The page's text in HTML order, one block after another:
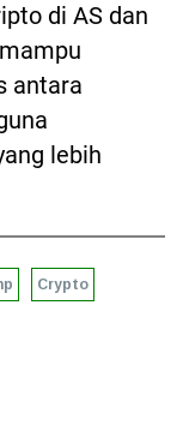
di AS dan
antara
lebih
Crypto